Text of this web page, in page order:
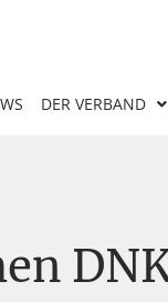
DER VERBAND